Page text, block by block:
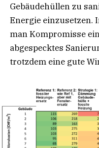
Gebäudehüllen zu
Energie einzusetzen.
man Kompromisse
abgespecktes
trotzdem eine gute